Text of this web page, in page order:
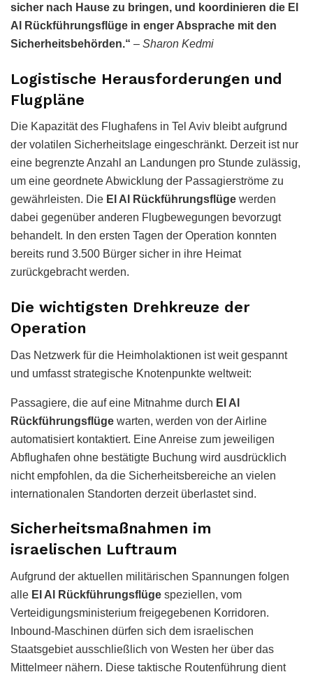
sicher nach Hause zu bringen, und koordinieren die El
Al Rückführungsflüge in enger Absprache mit den
Sicherheitsbehörden.“ – Sharon Kedmi
Logistische Herausforderungen und
Flugpläne
Die Kapazität des Flughafens in Tel Aviv bleibt aufgrund
der volatilen Sicherheitslage eingeschränkt. Derzeit ist nur
eine begrenzte Anzahl an Landungen pro Stunde zulässig,
um eine geordnete Abwicklung der Passagierströme zu
gewährleisten. Die El Al Rückführungsflüge werden
dabei gegenüber anderen Flugbewegungen bevorzugt
behandelt. In den ersten Tagen der Operation konnten
bereits rund 3.500 Bürger sicher in ihre Heimat
zurückgebracht werden.
Die wichtigsten Drehkreuze der
Operation
Das Netzwerk für die Heimholaktionen ist weit gespannt
und umfasst strategische Knotenpunkte weltweit:
Passagiere, die auf eine Mitnahme durch El Al
Rückführungsflüge warten, werden von der Airline
automatisiert kontaktiert. Eine Anreise zum jeweiligen
Abflughafen ohne bestätigte Buchung wird ausdrücklich
nicht empfohlen, da die Sicherheitsbereiche an vielen
internationalen Standorten derzeit überlastet sind.
Sicherheitsmaßnahmen im
israelischen Luftraum
Aufgrund der aktuellen militärischen Spannungen folgen
alle El Al Rückführungsflüge speziellen, vom
Verteidigungsministerium freigegebenen Korridoren.
Inbound-Maschinen dürfen sich dem israelischen
Staatsgebiet ausschließlich von Westen her über das
Mittelmeer nähern. Diese taktische Routenführung dient